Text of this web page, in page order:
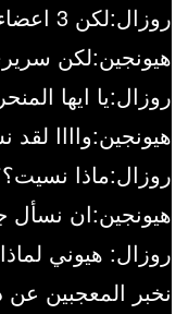
روزال:لكن 3 اعضاء اقل من4 اعضاء..
هيونجين:لكن
روزال:يا ايها
هيونجين:واااا
روزال:ماذا
هيونجين:ان نسأل
روزال: هيوني
نخبر المعجبين